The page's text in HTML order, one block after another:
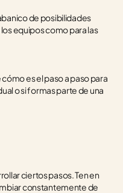
de posibilidades
equipos como para las
es el paso a paso para
o si formas parte de una
ciertos pasos. Ten en
constantemente de